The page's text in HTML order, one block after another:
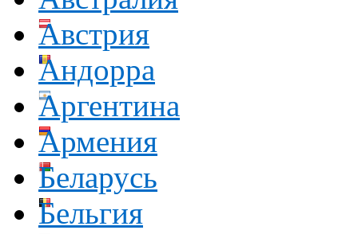
Австрия
Андорра
Аргентина
Армения
Беларусь
Бельгия